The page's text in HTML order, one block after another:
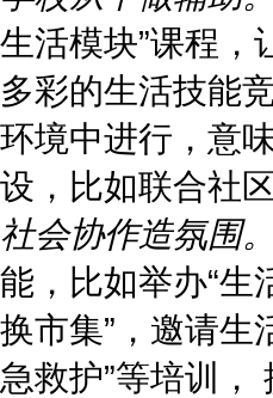
生活模块”课程
多彩的生活技能
环境中进行，意
设，比如联合社
社会协作造氛围。
能，比如举办“生
换市集”，邀请生
急救护”等培训，